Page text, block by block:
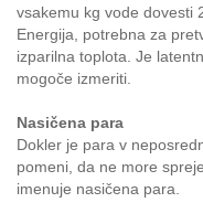
vsakemu kg vode dovesti
Energija, potrebna za
izparilna toplota. Je
mogoče izmeriti.
Nasičena para
Dokler je para v
pomeni, da ne more
imenuje nasičena para.